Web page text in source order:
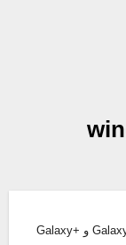
سامسونج تكشف عن موعد الاعلان عن Galaxy Note 5 و +Galaxy